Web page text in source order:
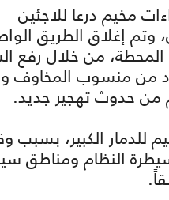
مخيم درعا للاجئين
وتم إغلاق الطريق
المحطة، من خلال رفع
زاد من منسوب
من حدوث تهجير جديد.
للدمار الكبير، بسبب
النظام ومناطق